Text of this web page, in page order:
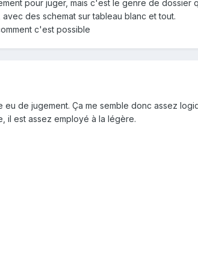
pour juger, mais c'est le genre de
des schemat sur tableau blanc et tout.
c'est possible
de jugement. Ça me semble donc assez
il est assez employé à la légère.